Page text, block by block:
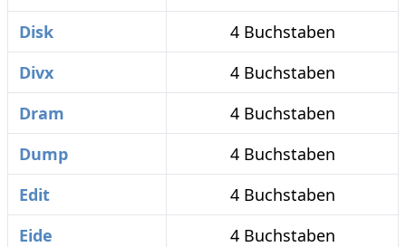
Disk
4 Buchstaben
Divx
4 Buchstaben
Dram
4 Buchstaben
Dump
4 Buchstaben
Edit
4 Buchstaben
Eide
4 Buchstaben